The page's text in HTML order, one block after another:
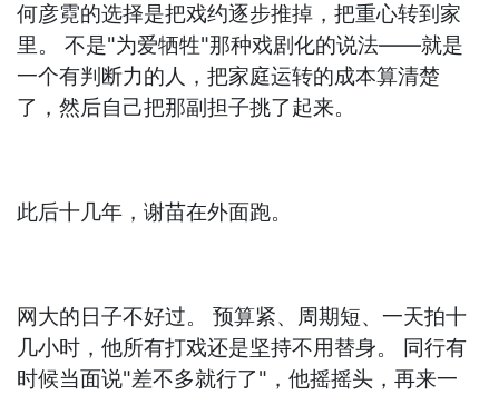
何彦霓的选择是把戏约逐步推掉，把重心转到家
里。 不是"为爱牺牲"那种戏剧化的说法——就是
一个有判断力的人，把家庭运转的成本算清楚
了，然后自己把那副担子挑了起来。
此后十几年，谢苗在外面跑。
网大的日子不好过。 预算紧、周期短、一天拍十
几小时，他所有打戏还是坚持不用替身。 同行有
时候当面说"差不多就行了"，他摇摇头，再来一